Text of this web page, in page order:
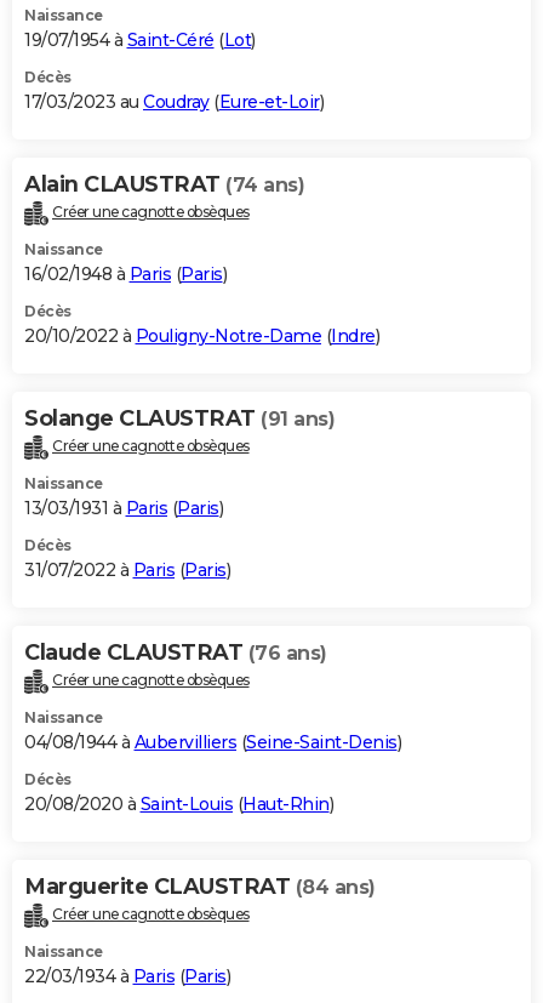
Naissance
19/07/1954 à Saint-Céré (Lot)
Décès
17/03/2023 au Coudray(Eure-et-Loir)
Alain CLAUSTRAT (74 ans)
Créer une cagnotte obsèques
Naissance
16/02/1948 à Paris (Paris)
Décès
20/10/2022 à Pouligny-Notre-Dame (Indre)
Solange CLAUSTRAT (91 ans)
Créer une cagnotte obsèques
Naissance
13/03/1931 à Paris (Paris)
Décès
31/07/2022 à Paris (Paris)
Claude CLAUSTRAT (76 ans)
Créer une cagnotte obsèques
Naissance
04/08/1944 à Aubervilliers (Seine-Saint-Denis)
Décès
20/08/2020 à Saint-Louis (Haut-Rhin)
Marguerite CLAUSTRAT (84 ans)
Créer une cagnotte obsèques
Naissance
22/03/1934 à Paris (Paris)